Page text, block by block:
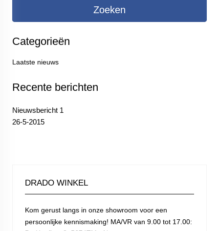
Categorieën
Laatste nieuws
Recente berichten
Nieuwsbericht 1
26-5-2015
DRADO WINKEL
Kom gerust langs in onze showroom voor een
persoonlijke kennismaking! MA/VR van 9.00 tot 17.00: